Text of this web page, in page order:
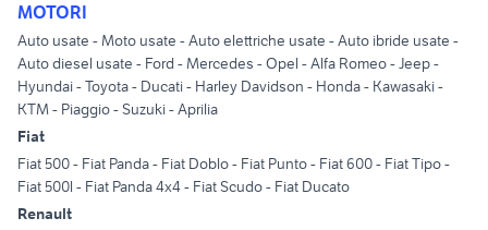
MOTORI
Auto usate -Moto usate -Auto elettriche usate -Auto ibride usate -
Auto diesel usate - Ford -Mercedes -Opel -Alfa Romeo-Jeep-
Hyundai-Toyota- Ducati- Harley Davidson - Honda- Kawasaki-
KTM- Piaggio-Suzuki-Aprilia
Fiat
Fiat 500- Fiat Panda- Fiat Doblo- Fiat Punto- Fiat 600- Fiat Tipo-
Fiat 500l - Fiat Panda 4x4- Fiat Scudo- Fiat Ducato
Renault